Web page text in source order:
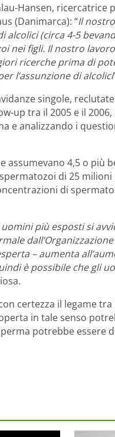
Hansen, ricercatrice
(Danimarca): “Il
alcolici (circa 4-5
nei figli. Il nostro
ricerche prima di
l’assunzione di alcolici
singole,
up tra il 2005 e il 2006,
e analizzando i
4,5 o più
di 25 milioni
di
più esposti si
– aumenta
è possibile che gli
certezza il legame tra
in tale senso
potrebbe essere